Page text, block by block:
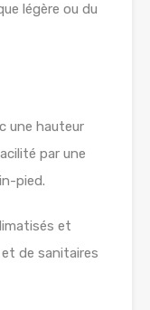
légère ou du
une hauteur
par une
pied.
et
de sanitaires